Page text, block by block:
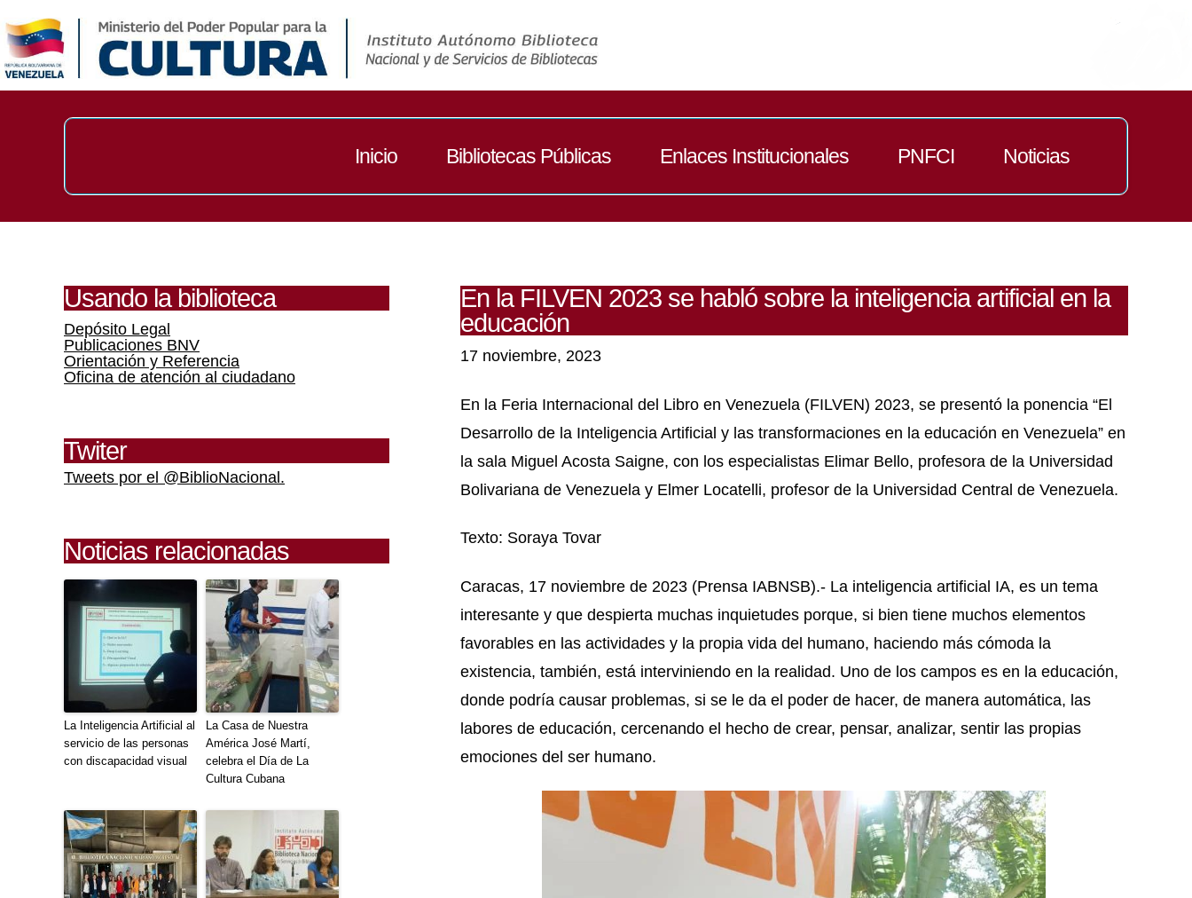
Inicio Bibliotecas Públicas Enlaces Institucionales PNFCI Noticias
Usando la biblioteca
Depósito Legal
Publicaciones BNV
Orientación y Referencia
Oficina de atención al ciudadano
Twiter
Tweets por el @BiblioNacional.
Noticias relacionadas
La Inteligencia Artificial al
servicio de las personas
con discapacidad visual
La Casa de Nuestra
América José Martí,
celebra el Día de La
Cultura Cubana
En la FILVEN 2023 se habló sobre la inteligencia artificial en la
educación
17 noviembre, 2023
En la Feria Internacional del Libro en Venezuela (FILVEN) 2023, se presentó la ponencia “El
Desarrollo de la Inteligencia Artificial y las transformaciones en la educación en Venezuela” en
la sala Miguel Acosta Saigne, con los especialistas Elimar Bello, profesora de la Universidad
Bolivariana de Venezuela y Elmer Locatelli, profesor de la Universidad Central de Venezuela.
Texto: Soraya Tovar
Caracas, 17 noviembre de 2023 (Prensa IABNSB).- La inteligencia artificial IA, es un tema
interesante y que despierta muchas inquietudes porque, si bien tiene muchos elementos
favorables en las actividades y la propia vida del humano, haciendo más cómoda la
existencia, también, está interviniendo en la realidad. Uno de los campos es en la educación,
donde podría causar problemas, si se le da el poder de hacer, de manera automática, las
labores de educación, cercenando el hecho de crear, pensar, analizar, sentir las propias
emociones del ser humano.